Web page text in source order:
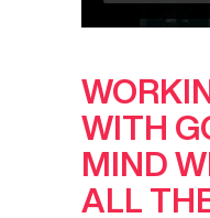
WITH
MIND
ALL